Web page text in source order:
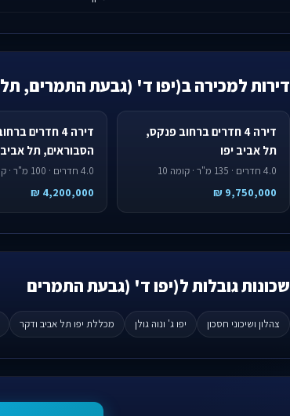
דירות למכירה ב(יפו ד' (גבעת התמרים, תל
דירה 4 חדרים ברחוב פנקס,
תל אביב יפו
4.0 חדרים · 135 מ"ר · קומה 10
9,750,000 ₪
דירה 4 חדרים
הסבוראים, תל אביב
4.0 חדרים · 100 מ"ר · קומה 1
4,200,000 ₪
שכונות גובלות ל(יפו ד' (גבעת התמרים
צהלון ושיכוני חסכון יפו ג' ונוה גולן מכללת יפו תל אביב ודקר